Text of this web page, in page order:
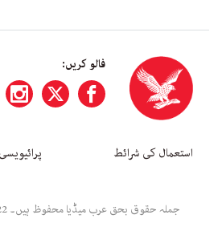
فالو کریں:
استعمال کی شرائط
جملہ حقوق بحق عرب میڈیا محفوظ ہیں۔ 2022 ©